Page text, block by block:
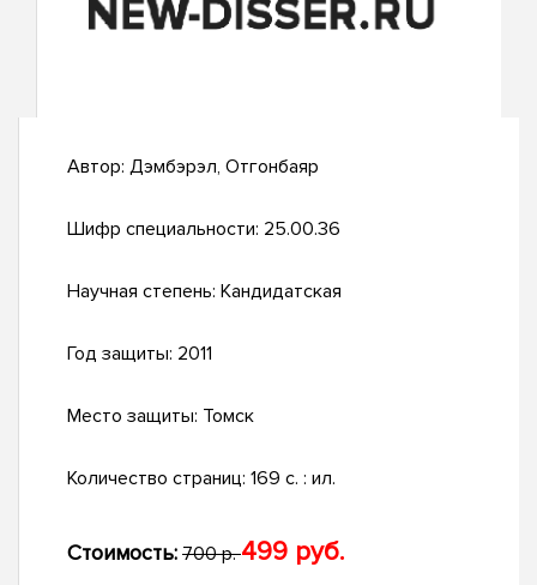
Автор: Дэмбэрэл, Отгонбаяр
Шифр специальности: 25.00.36
Научная степень: Кандидатская
Год защиты: 2011
Место защиты: Томск
Количество страниц: 169 с. : ил.
Стоимость: 700 р.499 руб.